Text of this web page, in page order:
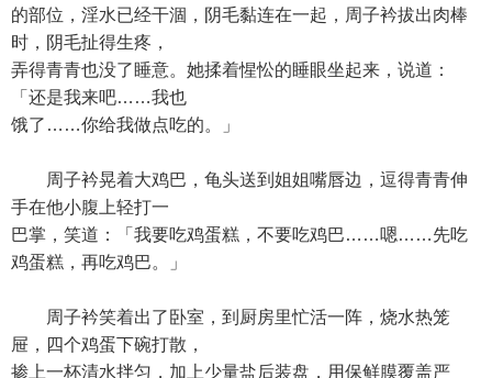
的部位，淫水已经干涸，阴毛黏连在一起，周子衿拔出肉棒
时，阴毛扯得生疼，
弄得青青也没了睡意。她揉着惺忪的睡眼坐起来，说道：
「还是我来吧……我也
饿了……你给我做点吃的。」
周子衿晃着大鸡巴，龟头送到姐姐嘴唇边，逗得青青伸
手在他小腹上轻打一
巴掌，笑道：「我要吃鸡蛋糕，不要吃鸡巴……嗯……先吃
鸡蛋糕，再吃鸡巴。」
周子衿笑着出了卧室，到厨房里忙活一阵，烧水热笼
屉，四个鸡蛋下碗打散，
掺上一杯清水拌匀，加上少量盐后装盘，用保鲜膜覆盖严